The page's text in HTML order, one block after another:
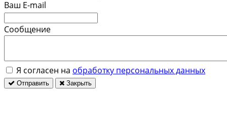
Ваш E-mail
Сообщение
Я согласен на обработку персональных данных
Отправить Закрыть